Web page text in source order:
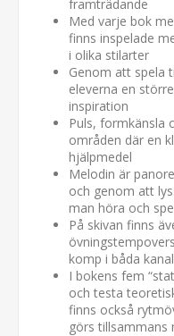
framträdande
Med varje bok
finns inspelade
i olika stilarter
Genom att spela
eleverna en
inspiration
Puls, formkänsla
områden där en
hjälpmedel
Melodin är
och genom att
man höra och
På skivan finns
komp i båda
I bokens fem
och testa
finns också
görs tillsammans